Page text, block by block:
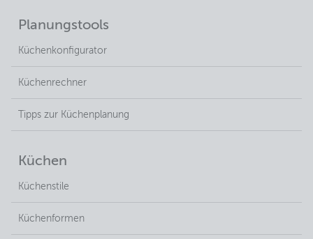
Planungstools
Küchenkonfigurator
Küchenrechner
Tipps zur Küchenplanung
Küchen
Küchenstile
Küchenformen